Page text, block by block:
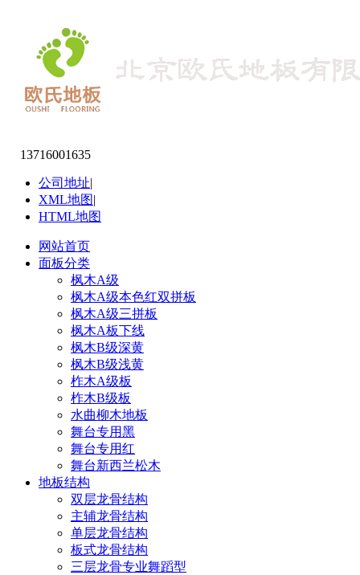
13716001635
公司地址|
XML地图|
HTML地图
网站首页
面板分类
枫木A级
枫木A级本色红双拼板
枫木A级三拼板
枫木A板下线
枫木B级深黄
枫木B级浅黄
柞木A级板
柞木B级板
水曲柳木地板
舞台专用黑
舞台专用红
舞台新西兰松木
地板结构
双层龙骨结构
主辅龙骨结构
单层龙骨结构
板式龙骨结构
三层龙骨专业舞蹈型